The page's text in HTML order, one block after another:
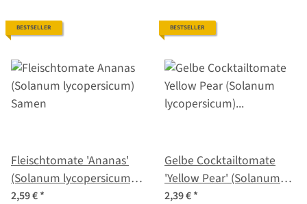
BESTSELLER
Fleischtomate 'Ananas'
(Solanum lycopersicum)
Samen
2,59 €*
BESTSELLER
Gelbe Cocktailtomate
'Yellow Pear' (Solanum
lycopersicum) Samen
2,39 €*